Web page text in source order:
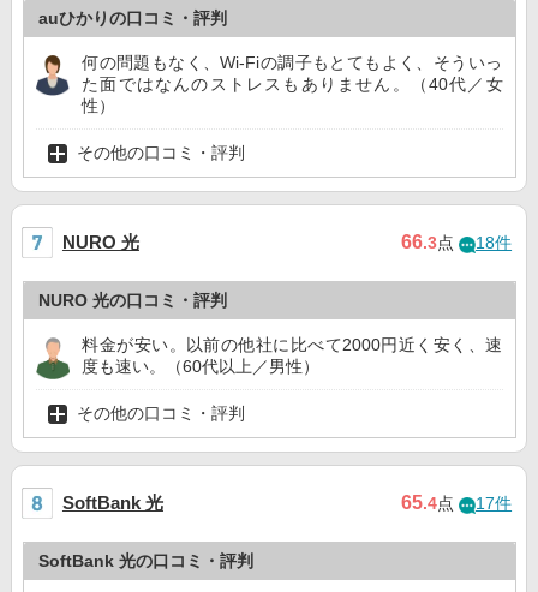
auひかりの口コミ・評判
何の問題もなく、Wi-Fiの調子もとてもよく、そういっ
た面ではなんのストレスもありません。（40代／女
性）
その他の口コミ・評判
NURO 光 66.3点 18件
NURO 光の口コミ・評判
料金が安い。以前の他社に比べて2000円近く安く、速
度も速い。（60代以上／男性）
その他の口コミ・評判
SoftBank 光 65.4点 17件
SoftBank 光の口コミ・評判